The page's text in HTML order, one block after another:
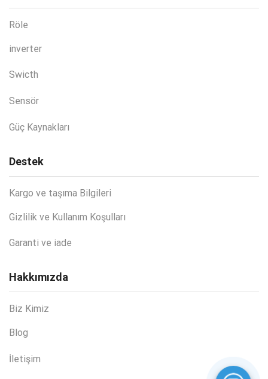
Röle
inverter
Swicth
Sensör
Güç Kaynakları
Destek
Kargo ve taşıma Bilgileri
Gizlilik ve Kullanım Koşulları
Garanti ve iade
Hakkımızda
Biz Kimiz
Blog
İletişim